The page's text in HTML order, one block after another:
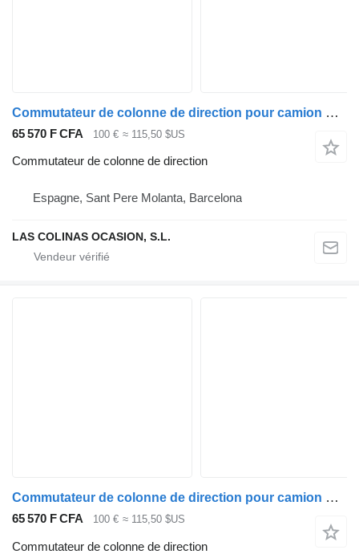
Commutateur de colonne de direction pour camion Nissan ATLEON
65 570 F CFA 100 € ≈ 115,50 $US
Commutateur de colonne de direction
Espagne, Sant Pere Molanta, Barcelona
LAS COLINAS OCASION, S.L.
Commutateur de colonne de direction pour camion Nissan ATLEON
65 570 F CFA 100 € ≈ 115,50 $US
Commutateur de colonne de direction